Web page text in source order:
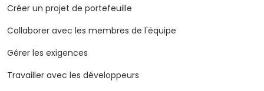
Créer un projet de portefeuille
Collaborer avec les membres de l'équipe
Gérer les exigences
Travailler avec les développeurs